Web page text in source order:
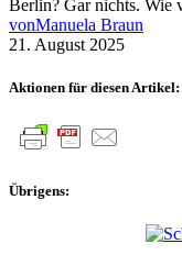
Berlin? Gar nichts. Wie
vonManuela Braun
21. August 2025
Aktionen für diesen Artikel:
Übrigens: